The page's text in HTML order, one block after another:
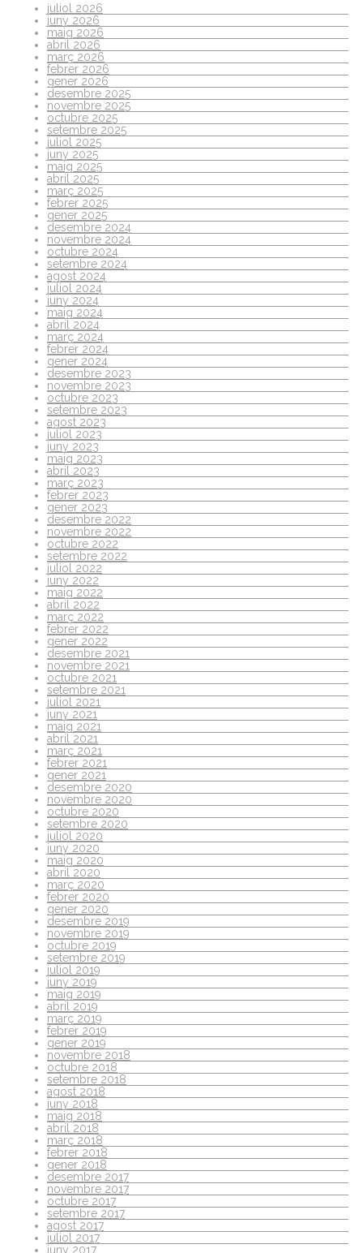
juliol 2026
juny 2026
maig 2026
abril 2026
març 2026
febrer 2026
gener 2026
desembre 2025
novembre 2025
octubre 2025
setembre 2025
juliol 2025
juny 2025
maig 2025
abril 2025
març 2025
febrer 2025
gener 2025
desembre 2024
novembre 2024
octubre 2024
setembre 2024
agost 2024
juliol 2024
juny 2024
maig 2024
abril 2024
març 2024
febrer 2024
gener 2024
desembre 2023
novembre 2023
octubre 2023
setembre 2023
agost 2023
juliol 2023
juny 2023
maig 2023
abril 2023
març 2023
febrer 2023
gener 2023
desembre 2022
novembre 2022
octubre 2022
setembre 2022
juliol 2022
juny 2022
maig 2022
abril 2022
març 2022
febrer 2022
gener 2022
desembre 2021
novembre 2021
octubre 2021
setembre 2021
juliol 2021
juny 2021
maig 2021
abril 2021
març 2021
febrer 2021
gener 2021
desembre 2020
novembre 2020
octubre 2020
setembre 2020
juliol 2020
juny 2020
maig 2020
abril 2020
març 2020
febrer 2020
gener 2020
desembre 2019
novembre 2019
octubre 2019
setembre 2019
juliol 2019
juny 2019
maig 2019
abril 2019
març 2019
febrer 2019
gener 2019
novembre 2018
octubre 2018
setembre 2018
agost 2018
juny 2018
maig 2018
abril 2018
març 2018
febrer 2018
gener 2018
desembre 2017
novembre 2017
octubre 2017
setembre 2017
agost 2017
juliol 2017
juny 2017